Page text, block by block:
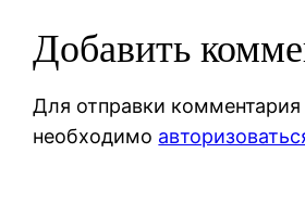
Добавить
Для отправки
необходимо